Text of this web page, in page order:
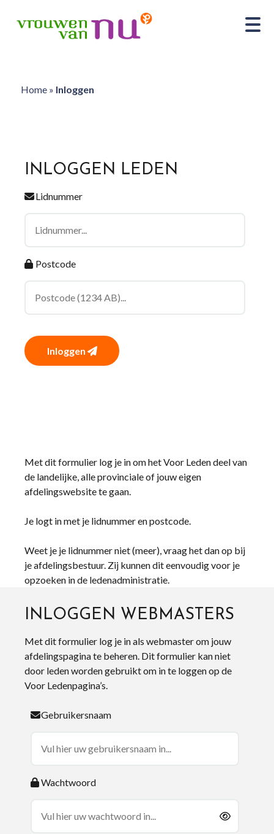
Home» Inloggen
INLOGGEN LEDEN
Lidnummer
Postcode
Inloggen
Met dit formulier log je in om het Voor Leden deel van
de landelijke, alle provinciale of jouw eigen
afdelingswebsite te gaan.
Je logt in met je lidnummer en postcode.
Weet je je lidnummer niet (meer), vraag het dan op bij
je afdelingsbestuur. Zij kunnen dit eenvoudig voor je
opzoeken in de ledenadministratie.
INLOGGEN WEBMASTERS
Met dit formulier log je in als webmaster om jouw
afdelingspagina te beheren. Dit formulier kan niet
door leden worden gebruikt om in te loggen op de
Voor Ledenpagina’s.
Gebruikersnaam
Wachtwoord